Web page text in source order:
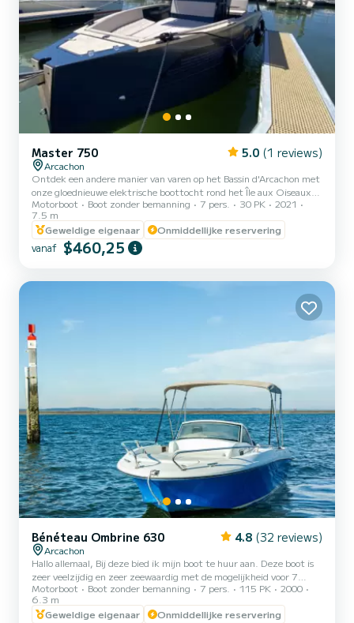
Master 750 5.0 (1 reviews)
Arcachon
Ontdek een andere manier van varen op het Bassin d'Arcachon met
onze gloednieuwe elektrische boottocht rond het Île aux Oiseaux.
Deze 100% elektrische boot, stil en milieuvriendelijk, biedt u een
rustige ervaring, ideaal om samen met uw familie te genieten van
de rust en de schoonheid van het Bassin. De dag begint in de haven
van Arcachon om 11 uur. Aan boord begeleidt een ervaren schipper
u om in alle rust de wonderen van het Bassin te ontdekken. Geen
Motorboot Boot zonder bemanning 7 pers. 30 PK
2021
7.5 m
Geweldige eigenaar
Onmiddellijke reservering
vanaf $460,25
Bénéteau Ombrine 630 4.8 (32 reviews)
Arcachon
Hallo allemaal, Bij deze bied ik mijn boot te huur aan. Deze boot is
zeer veelzijdig en zeer zeewaardig met de mogelijkheid voor 7
personen aan boord. Hiermee kunt u het bassin ontdekken. U kunt
op tafel picknicken of vooraf uitgebreid zonnebaden. Voor het
seizoen 2024 verandert UA FAN zijn motor en beschikt nu over een
Motorboot Boot zonder bemanning 7 pers. 115 PK
2000
6.3 m
Geweldige eigenaar
Onmiddellijke reservering